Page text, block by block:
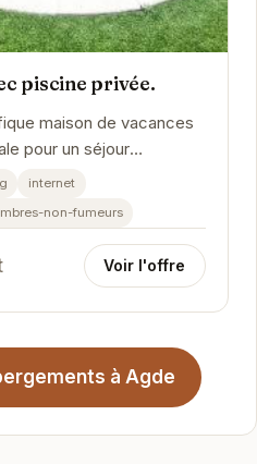
piscine privée.
maison de vacances
pour un séjour
du calme et du confort
internet
non-fumeurs
Voir l'offre
à Agde